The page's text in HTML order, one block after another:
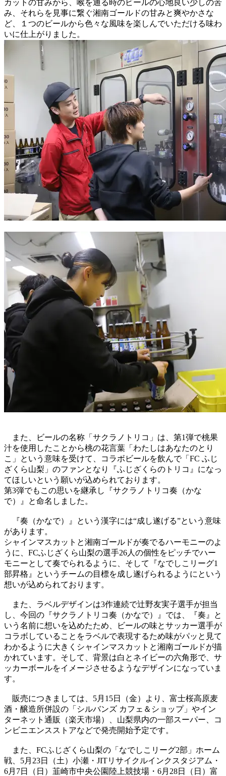
カットの甘みから、喉を通る時のビールの心地良い少しの苦
み、それらを見事に繋ぐ湘南ゴールドの甘みと爽やかさな
ど、１つのビールから色々な風味を楽しんでいただける味わ
いに仕上がりました。
また、ビールの名称「サクラノトリコ」は、第1弾で桃果
汁を使用したことから桃の花言葉「わたしはあなたのとり
こ」という意味を受けて、コラボビールを飲んで「FC ふじ
ざくら山梨」のファンとなり『ふじざくらのトリコ』になっ
てほしいという願いが込められております。
第3弾でもこの思いを継承し『サクラノトリコ奏（かな
で）』と命名しました。
『奏（かなで）』という漢字には“成し遂げる”という意味
があります。
シャインマスカットと湘南ゴールドが奏でるハーモニーのよ
うに、FCふじざくら山梨の選手26人の個性をピッチでハー
モニーとして奏でられるように、そして『なでしこリーグ1
部昇格』というチームの目標を成し遂げられるようにという
想いが込められております。
また、ラベルデザインは3作連続で辻野友実子選手が担当
し、今回の『サクラノトリコ奏（かなで）』では、『奏』と
いう名前に想いを込めたため、ビールの味とサッカー選手が
コラボしていることをラベルで表現するため味がパッと見て
わかるように大きくシャインマスカットと湘南ゴールドが描
かれています。そして、背景は白とネイビーの六角形で、サ
ッカーボールをイメージさせるようなデザインになっていま
す。
販売につきましては、5月15日（金）より、富士桜高原麦
酒・醸造所併設の「シルバンズ カフェ＆ショップ」やイン
ターネット通販（楽天市場）、山梨県内の一部スーパー、コ
ンビニエンスストアなどで発売開始予定です。
また、FCふじざくら山梨の「なでしこリーグ2部」ホーム
戦、5月23日（土）小瀬・JITリサイクルインクスタジアム・
6月7日（日）韮崎市中央公園陸上競技場・6月28日（日）富